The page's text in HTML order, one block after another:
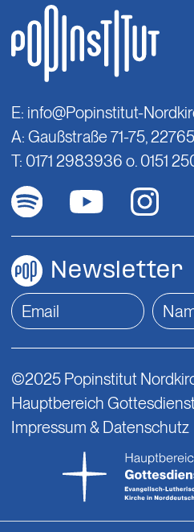
E: info@Popinstitut-
A: Gaußstraße 71-75,
T: 0171 2983936 o. 0151
Newsletter
©2025 Popinstitut
Hauptbereich
Impressum & Datenschutz